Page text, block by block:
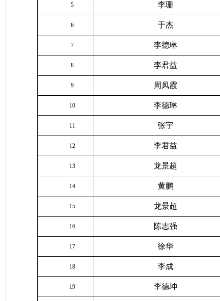
5 李珊
6 于杰
7 李德琳
8 李君益
9 周凤霞
10 李德琳
11 张宇
12 李君益
13 龙景超
14 黄鹏
15 龙景超
16 陈志强
17 徐华
18 李成
19 李德坤